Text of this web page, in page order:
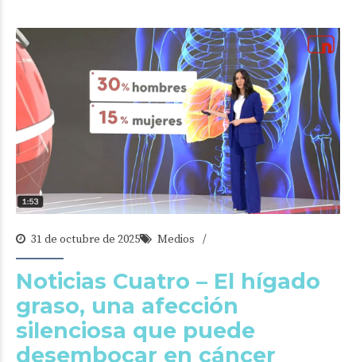
31 de octubre de 2025 Medios
Noticias Cuatro – El hígado
graso, una afección
silenciosa que puede
desembocar en cáncer